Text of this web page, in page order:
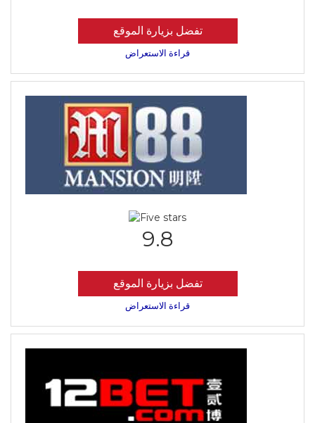
تفضل بزيارة الموقع
قراءة الاستعراض
9.8
تفضل بزيارة الموقع
قراءة الاستعراض